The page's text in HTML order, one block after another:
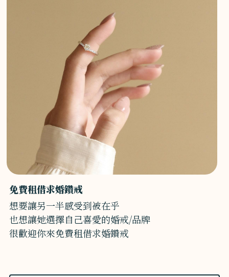
免費租借求婚鑽戒
想要讓另一半感受到被在乎
也想讓她選擇自己喜愛的婚戒/品牌
很歡迎你來免費租借求婚鑽戒